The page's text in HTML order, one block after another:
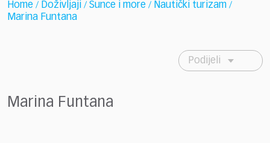
Home / Doživljaji / Sunce i more / Nautički turizam /
Marina Funtana
Podijeli
Marina Funtana